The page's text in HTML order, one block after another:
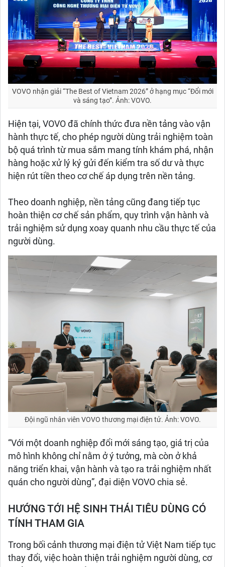
VOVO nhận giải “The Best of Vietnam 2026” ở hạng mục “Đổi mới
và sáng tạo”. Ảnh: VOVO.
Hiện tại, VOVO đã chính thức đưa nền tảng vào vận
hành thực tế, cho phép người dùng trải nghiệm toàn
bộ quá trình từ mua sắm mang tính khám phá, nhận
hàng hoặc xử lý ký gửi đến kiểm tra số dư và thực
hiện rút tiền theo cơ chế áp dụng trên nền tảng.
Theo doanh nghiệp, nền tảng cũng đang tiếp tục
hoàn thiện cơ chế sản phẩm, quy trình vận hành và
trải nghiệm sử dụng xoay quanh nhu cầu thực tế của
người dùng.
Đội ngũ nhân viên VOVO thương mại điện tử. Ảnh: VOVO.
“Với một doanh nghiệp đổi mới sáng tạo, giá trị của
mô hình không chỉ nằm ở ý tưởng, mà còn ở khả
năng triển khai, vận hành và tạo ra trải nghiệm nhất
quán cho người dùng”, đại diện VOVO chia sẻ.
HƯỚNG TỚI HỆ SINH THÁI TIÊU DÙNG CÓ
TÍNH THAM GIA
Trong bối cảnh thương mại điện tử Việt Nam tiếp tục
thay đổi, việc hoàn thiện trải nghiệm người dùng, cơ